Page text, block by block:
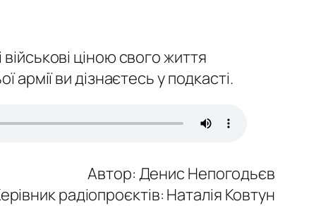
ціною свого життя
армії ви дізнаєтесь у подкасті.
Автор: Денис Непогодьєв
радіопроєктів: Наталія Ковтун